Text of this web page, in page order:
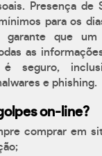
Presença de
para os
que um
as
seguro,
e phishing.
on-line?
comprar em